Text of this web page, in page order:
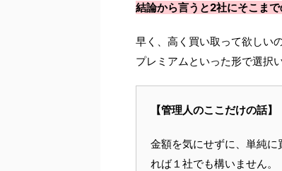
結論から言うと2社にそこま
早く、高く買い取って欲しい
プレミアムといった形で選択
【管理人のここだけの話】
金額を気にせずに、単純
れば１社でも構いません。